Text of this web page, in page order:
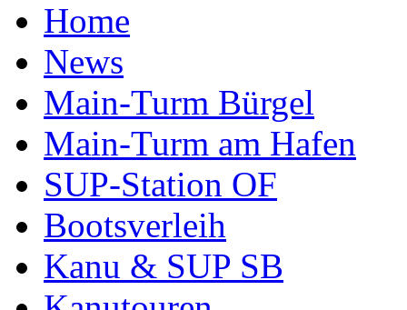
Home
News
Main-Turm Bürgel
Main-Turm am Hafen
SUP-Station OF
Bootsverleih
Kanu & SUP SB